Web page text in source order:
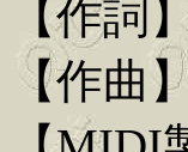
【作詞
【作曲